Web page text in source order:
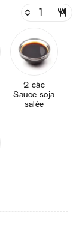
2 càc
Sauce soja
salée